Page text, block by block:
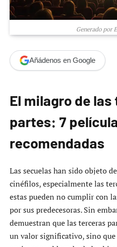
Generado por
Añádenos en Google
El milagro de
partes: 7
recomendadas
Las secuelas han sido objeto
cinéfilos, especialmente las
estas pueden no cumplir con
por sus predecesoras. Sin
demuestran que las terceras
un valor significativo, sino